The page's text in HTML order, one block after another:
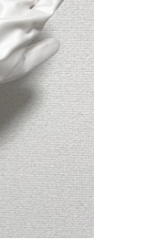
水に濡れる心配もあり